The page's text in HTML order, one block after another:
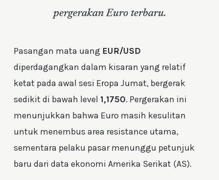
pergerakan Euro terbaru.
Pasangan mata uang EUR/USD
diperdagangkan dalam kisaran yang relatif
ketat pada awal sesi Eropa Jumat, bergerak
sedikit di bawah level 1,1750. Pergerakan ini
menunjukkan bahwa Euro masih kesulitan
untuk menembus area resistance utama,
sementara pelaku pasar menunggu petunjuk
baru dari data ekonomi Amerika Serikat (AS).